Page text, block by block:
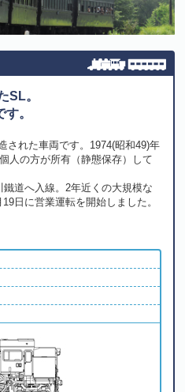
SL。
。
された車両です。1974(昭和49)年
人の方が所有（静態保存）して
道へ入線。2年近くの大規模な
日に営業運転を開始しました。